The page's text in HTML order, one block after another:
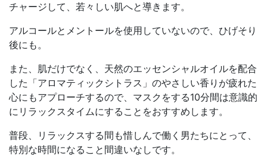
チャージして、若々しい肌へと導きます。
アルコールとメントールを使用していないので、ひげそり
後にも。
また、肌だけでなく、天然のエッセンシャルオイルを配合
した「アロマティックシトラス」のやさしい香りが疲れた
心にもアプローチするので、マスクをする10分間は意識的
にリラックスタイムにすることをおすすめします。
普段、リラックスする間も惜しんで働く男たちにとって、
特別な時間になること間違いなしです。